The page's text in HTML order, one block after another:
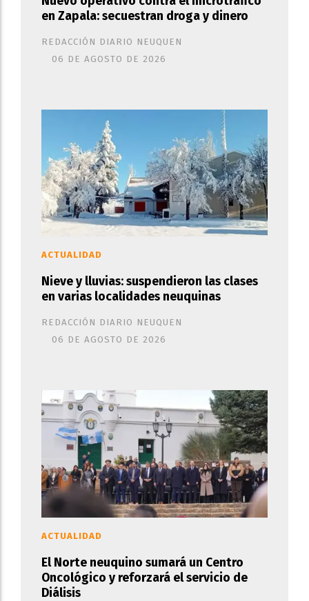
en Zapala: secuestran droga y dinero
REDACCIÓN DIARIO NEUQUEN
06 DE AGOSTO DE 2026
Nieve y lluvias: suspendieron las clases
en varias localidades neuquinas
REDACCIÓN DIARIO NEUQUEN
ACTUALIDAD
06 DE AGOSTO DE 2026
El Norte neuquino sumará un Centro
Oncológico y reforzará el servicio de
Diálisis
ACTUALIDAD